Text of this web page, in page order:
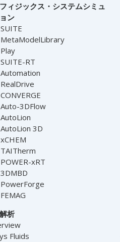
ィジックス・システムシミュ
ン
RT
3DFlow
3D
xRT
析
Fluids